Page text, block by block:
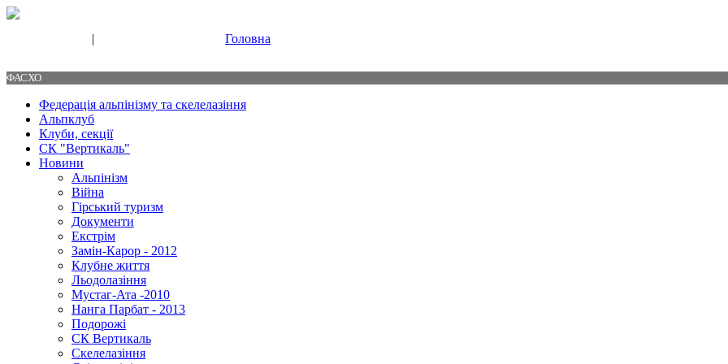
| Головна
ФАСХО
Федерація альпінізму та скелелазіння
Альпклуб
Клуби, секції
СК "Вертикаль"
Новини
Альпінізм
Війна
Гірський туризм
Документи
Екстрім
Замін-Карор - 2012
Клубне життя
Льодолазіння
Мустаг-Ата -2010
Нанга Парбат - 2013
Подорожі
СК Вертикаль
Скелелазіння